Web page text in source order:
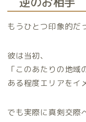
もうひとつ印象的だ
彼は当初、
「このあたりの地
ある程度エリアをイ
でも実際に真剣交際